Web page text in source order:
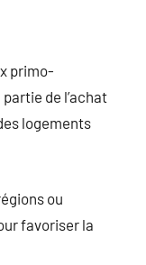
primo-
de l’achat
logements
ou
favoriser la